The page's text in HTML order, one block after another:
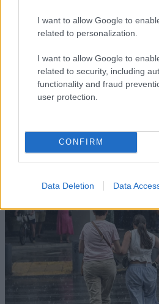
I want to allow Google to
related to personalization.
I want to allow Google to
related to security, including
functionality and fraud
user protection.
CONFIRM
Data Deletion Data
Κρίση στο Μπρουνέι: Ο
όλους τους τίτλους της
εξήγηση